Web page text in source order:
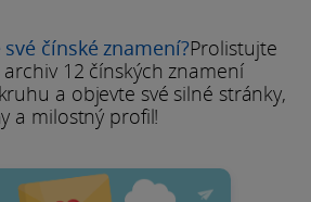
své čínské znamení?Prolistujte
archiv 12 čínských znamení
a objevte své silné stránky,
a milostný profil!